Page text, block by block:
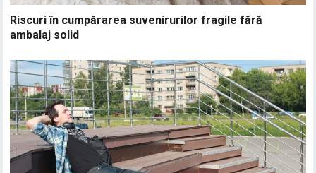
Riscuri în cumpărarea suvenirurilor fragile fără
ambalaj solid